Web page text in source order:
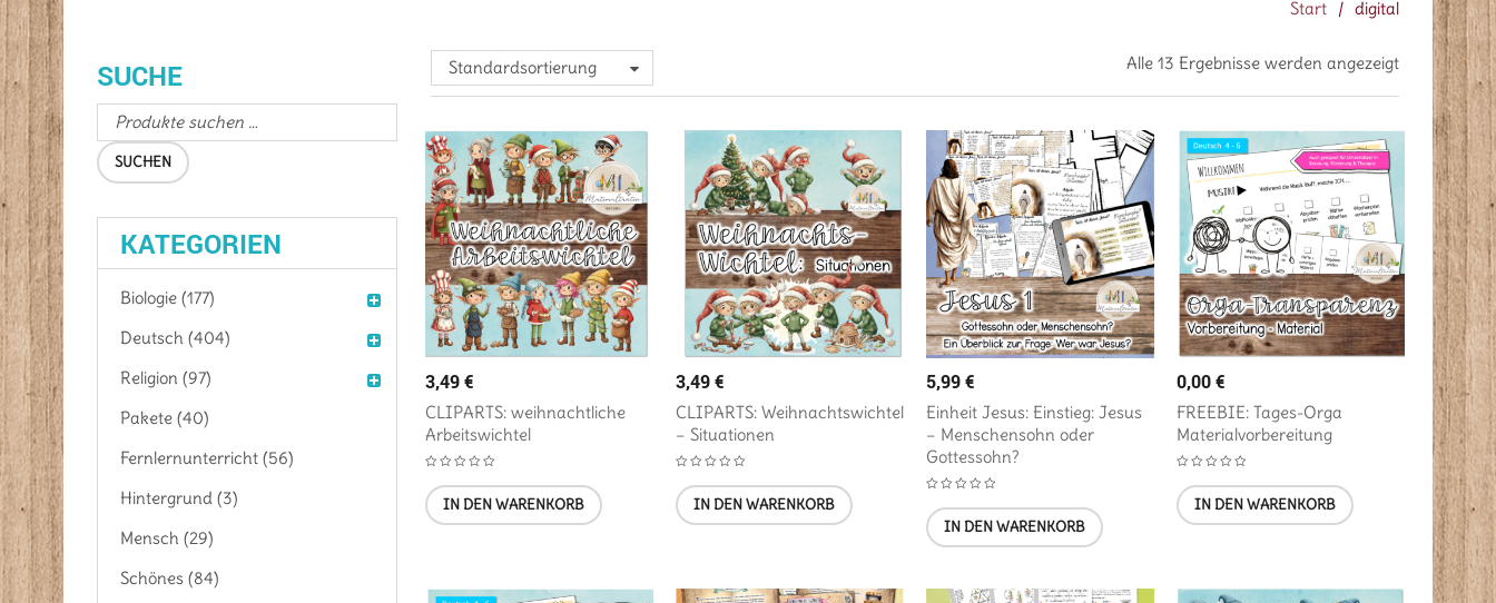
Start / digital
SUCHE
SUCHEN
KATEGORIEN
Biologie (177)
Deutsch (404)
Religion (97)
Pakete (40)
Fernlernunterricht (56)
Hintergrund (3)
Mensch (29)
Schönes (84)
Standardsortierung Alle 13 Ergebnisse werden angezeigt
3,49€
CLIPARTS: weihnachtliche
Arbeitswichtel
IN DEN WARENKORB
3,49€
CLIPARTS: Weihnachtswichtel
– Situationen
IN DEN WARENKORB
5,99€
Einheit Jesus: Einstieg: Jesus
– Menschensohn oder
Gottessohn?
IN DEN WARENKORB
0,00€
FREEBIE: Tages-Orga
Materialvorbereitung
IN DEN WARENKORB